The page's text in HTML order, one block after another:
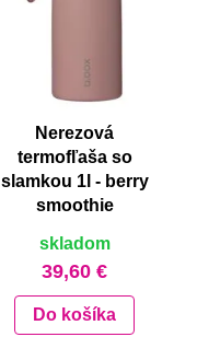
Nerezová
termofľaša so
slamkou 1l - berry
smoothie
skladom
39,60 €
Do košíka